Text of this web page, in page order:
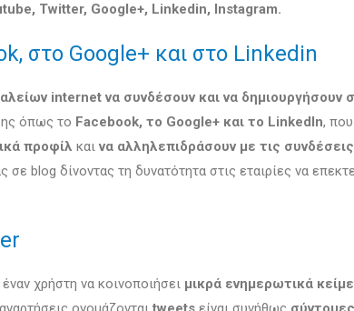
Twitter, Google+, Linkedin, Instagram.
στο Google+ και στο Linkedin
internet να συνδέσουν και να δημιουργήσουν
όπως το Facebook, το Google+ και το LinkedIn, που
προφίλ καινα αλληλεπιδράσουν με τις
blog δίνοντας τη δυνατότητα στις εταιρίες να
χρήστη να κοινοποιήσει μικρά ενημερωτικά